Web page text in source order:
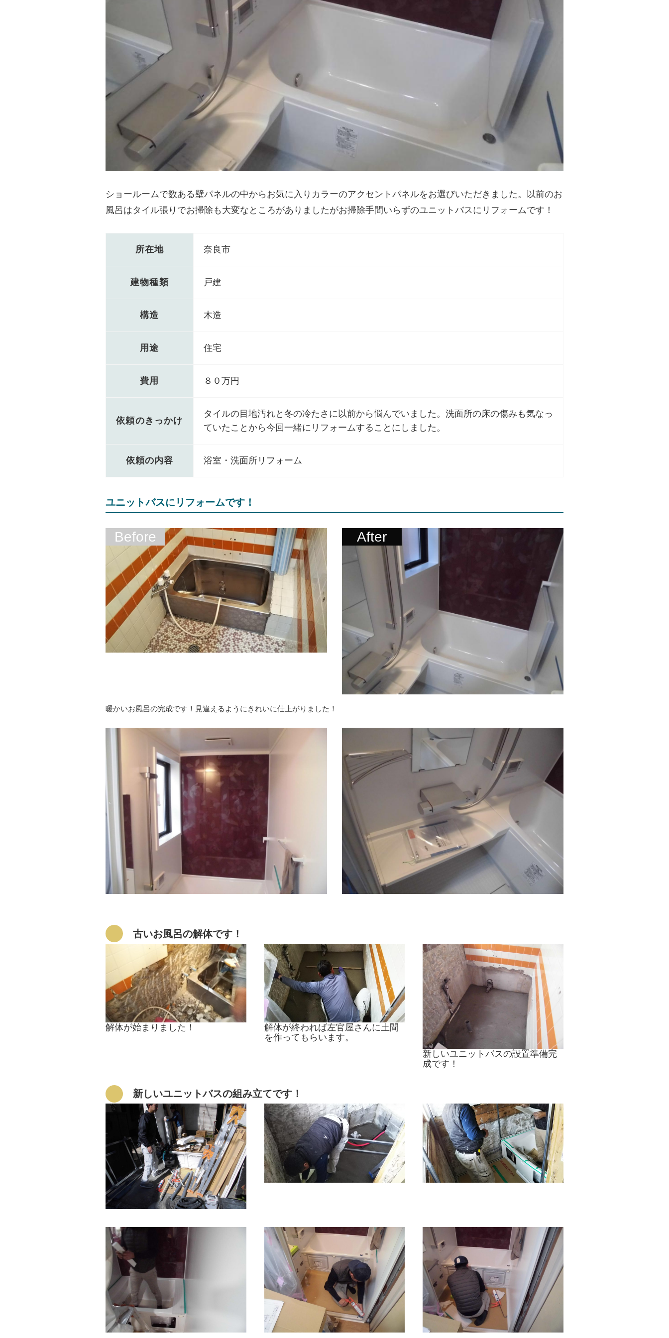
ショールームで数ある壁パネルの中からお気に入りカラーのアクセントパネルをお選びいただきました。以前のお
風呂はタイル張りでお掃除も大変なところがありましたがお掃除手間いらずのユニットバスにリフォームです！
所在地 奈良市
建物種類 戸建
構造 木造
用途 住宅
費用 ８０万円
依頼のきっかけ
タイルの目地汚れと冬の冷たさに以前から悩んでいました。洗面所の床の傷みも気なっ
ていたことから今回一緒にリフォームすることにしました。
依頼の内容 浴室・洗面所リフォーム
ユニットバスにリフォームです！
Before After
暖かいお風呂の完成です！見違えるようにきれいに仕上がりました！
古いお風呂の解体です！
解体が始まりました！
解体が終われば左官屋さんに土間
を作ってもらいます。
新しいユニットバスの設置準備完
成です！
新しいユニットバスの組み立てです！